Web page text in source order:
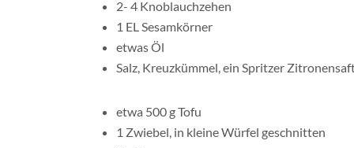
um die Focacciaoptik zu erzielen. Brote
Fertige, gerne noch lauwarme, Focaccia
Geschmack servieren und der Sonne beim
Die Brote kann man vor dem Backen noch
Auch möglich: Die Brote auf dem (Kugel-)